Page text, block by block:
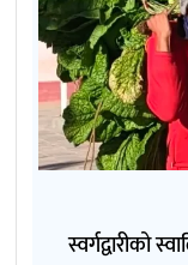
स्वर्गद्वारीको